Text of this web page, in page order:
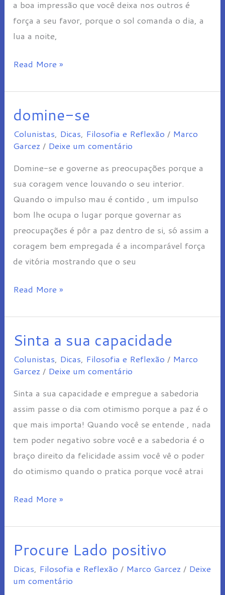
a boa impressão que você deixa nos outros é
força a seu favor, porque o sol comanda o dia, a
lua a noite,
Read More »
domine-se
Colunistas Dicas Filosofia e Reflexão / Marco
Garcez / Deixe um comentário
Domine-se e governe as preocupações porque a
sua coragem vence louvando o seu interior.
Quando o impulso mau é contido , um impulso
bom lhe ocupa o lugar porque governar as
preocupações é pôr a paz dentro de si, só assim a
coragem bem empregada é a incomparável força
de vitória mostrando que o seu
domine-
Read More »
Sinta a sua capacidade
Colunistas, Dicas, Filosofia e Reflexão / Marco
Garcez / Deixe um comentário
Sinta a sua capacidade e empregue a sabedoria
assim passe o dia com otimismo porque a paz é o
que mais importa! Quando você se entende , nada
tem poder negativo sobre você e a sabedoria é o
braço direito da felicidade assim você vê o poder
do otimismo quando o pratica porque você atrai
Sinta
sua
Read More »
Procure Lado positivo
Dicas, Filosofia e Reflexão / Marco Garcez / Deixe
um comentário
Procure
positivo